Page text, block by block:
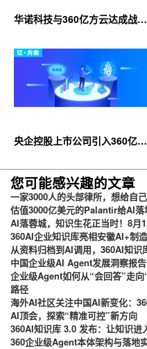
华诺科技与360亿方云达成战略
央企控股上市公司引入360亿方
台
您可能感兴趣的文章
一家3000人的头部律所，想给自
估值3000亿美元的Palantir给AI落
AI落蓉城，知识生花正当时！8月
360AI企业知识库亮相安徽AI+制
从资料归档到AI调用，360AI知识
中国企业级AI Agent发展洞察报
企业级Agent如何从“会回答”走
路径
海外AI社区关注中国AI新变化：
AI顶会，探索“精准可控”新方向
360AI知识库 3.0 发布：让知识进
360企业级Agent本体架构与落地